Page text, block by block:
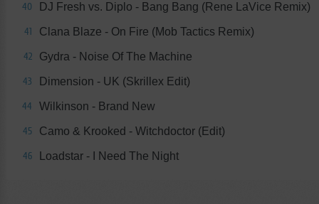
40 DJ Fresh vs. Diplo - Bang Bang (Rene LaVice Remix)
41 Clana Blaze - On Fire (Mob Tactics Remix)
42 Gydra - Noise Of The Machine
43 Dimension - UK (Skrillex Edit)
44 Wilkinson - Brand New
45 Camo & Krooked - Witchdoctor (Edit)
46 Loadstar - I Need The Night